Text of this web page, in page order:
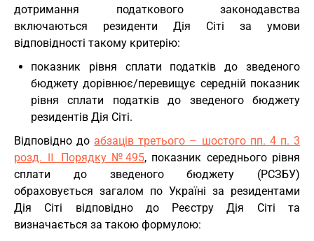
дотримання податкового законодавства
включаються резиденти Дія Сіті за умови
відповідності такому критерію:
показник рівня сплати податків до зведеного
бюджету дорівнює/перевищує середній показник
рівня сплати податків до зведеного бюджету
резидентів Дія Сіті.
Відповідно до абзаців третього – шостого пп. 4 п. 3
розд. Ⅱ Порядку №495, показник середнього рівня
сплати до зведеного бюджету (РСЗБУ)
обраховується загалом по Україні за резидентами
Дія Сіті відповідно до Реєстру Дія Сіті та
визначається за такою формулою: